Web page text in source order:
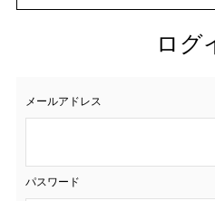
ログ
メールアドレス
パスワード